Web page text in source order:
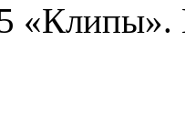
«Клипы».